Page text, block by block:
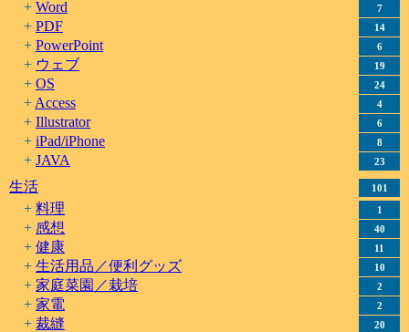
Word 7
PDF 14
PowerPoint 6
ウェブ 19
OS 24
Access 4
Illustrator 6
iPad/iPhone 8
JAVA 23
生活 101
料理 1
感想 40
健康 11
生活用品／便利グッズ 10
家庭菜園／栽培 2
家電 2
裁縫 20